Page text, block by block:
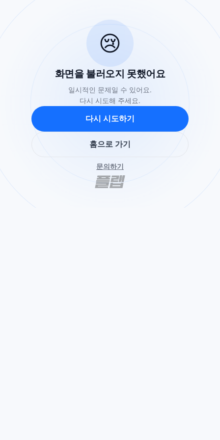
😢
화면을 불러오지 못했어요
일시적인 문제일 수 있어요.
다시 시도해 주세요.
다시 시도하기
홈으로 가기
문의하기